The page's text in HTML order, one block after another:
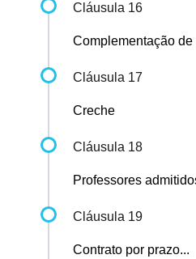
Cláusula 16
Complementação
Cláusula 17
Creche
Cláusula 18
Professores
Cláusula 19
Contrato por prazo...